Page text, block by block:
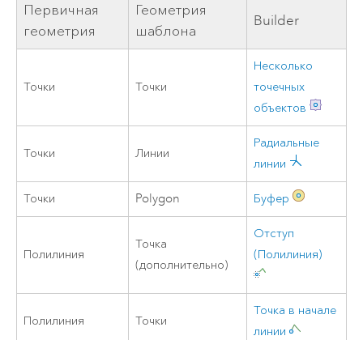
Первичная
геометрия
Геометрия
шаблона
Builder
Точки Точки
Несколько
точечных
объектов
Точки Линии
Радиальные
линии
Точки Polygon Буфер
Полилиния
Точка
(дополнительно)
Отступ
(Полилиния)
Полилиния Точки
Точка в начале
линии